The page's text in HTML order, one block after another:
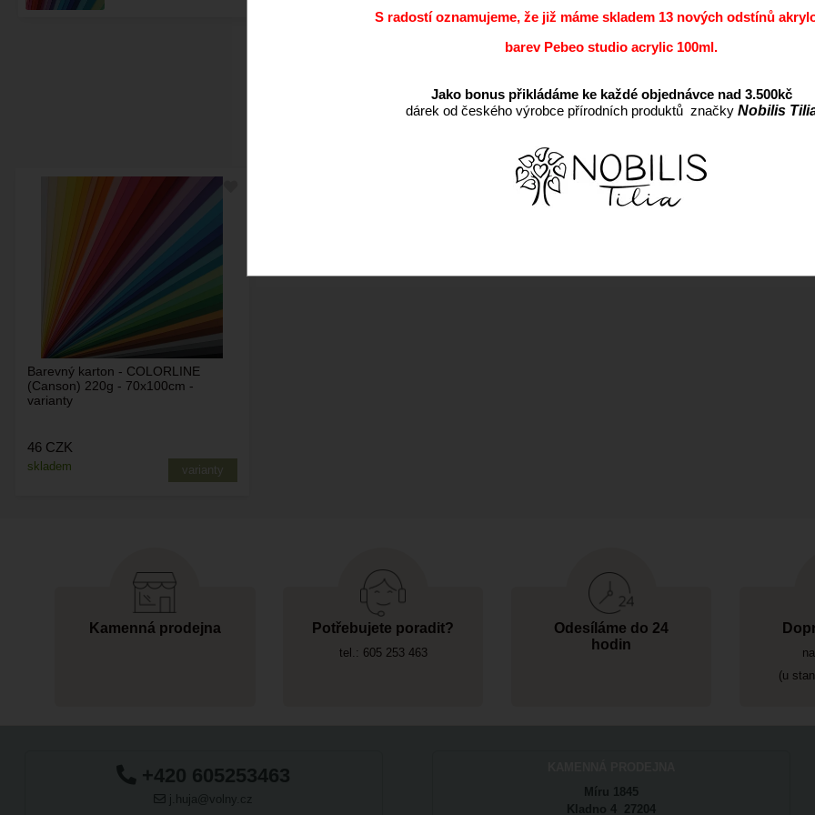
Barevný karton - COLORLINE
(Canson) 220g - 70x100cm -
varianty
skladem varianty
46 CZK
Kamenná prodejna Potřebujete poradit?
tel.: 605 253 463
Odesíláme do 24
hodin
(u
+420 605253463
j.huja@volny.cz
Míru 1845
Kladno 4 27204
S radostí oznamujeme, že již máme skladem 13 nových odstínů
barev Pebeo studio acrylic 100ml.
Jako bonus přikládáme ke každé objednávce nad 3.500kč
dárek od českého výrobce přírodních produktů značky Nobilis